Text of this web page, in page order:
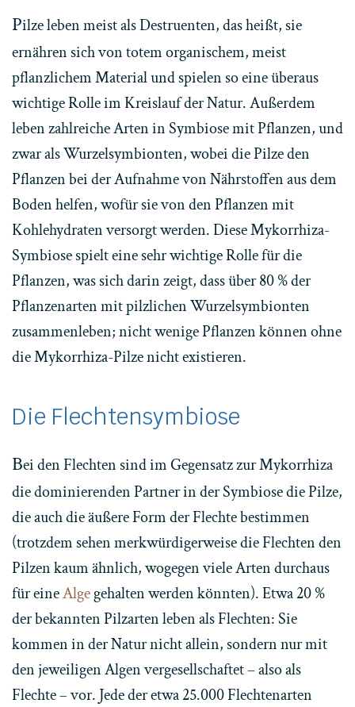
Pilze leben meist als Destruenten, das heißt, sie
ernähren sich von totem organischem, meist
pflanzlichem Material und spielen so eine überaus
wichtige Rolle im Kreislauf der Natur. Außerdem
leben zahlreiche Arten in Symbiose mit Pflanzen, und
zwar als Wurzelsymbionten, wobei die Pilze den
Pflanzen bei der Aufnahme von Nährstoffen aus dem
Boden helfen, wofür sie von den Pflanzen mit
Kohlehydraten versorgt werden. Diese Mykorrhiza-
Symbiose spielt eine sehr wichtige Rolle für die
Pflanzen, was sich darin zeigt, dass über 80 % der
Pflanzenarten mit pilzlichen Wurzelsymbionten
zusammenleben; nicht wenige Pflanzen können ohne
die Mykorrhiza-Pilze nicht existieren.
Die Flechtensymbiose
Bei den Flechten sind im Gegensatz zur Mykorrhiza
die dominierenden Partner in der Symbiose die Pilze,
die auch die äußere Form der Flechte bestimmen
(trotzdem sehen merkwürdigerweise die Flechten den
Pilzen kaum ähnlich, wogegen viele Arten durchaus
für eineAlgegehalten werden könnten). Etwa 20 %
der bekannten Pilzarten leben als Flechten: Sie
kommen in der Natur nicht allein, sondern nur mit
den jeweiligen Algen vergesellschaftet – also als
Flechte – vor. Jede der etwa 25.000 Flechtenarten